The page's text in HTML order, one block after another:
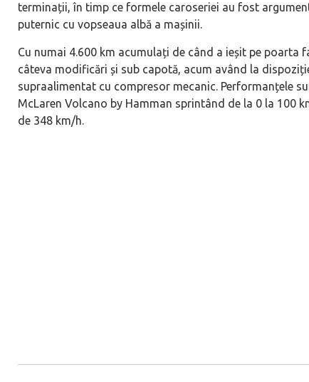
terminații, în timp ce formele caroseriei au fost
puternic cu vopseaua albă a mașinii.
Cu numai 4.600 km acumulați de când a ieșit pe poarta
câteva modificări și sub capotă, acum având la
supraalimentat cu compresor mecanic. Performanțele
McLaren Volcano by Hamman sprintând de la 0 la 100
de 348 km/h.
Pentru cine știe ceva avioane, numele Hennessey
Blackbird va suna ca un apropo. Unul pertinent, de
altfel!
Prima sportivă
60° Hommage